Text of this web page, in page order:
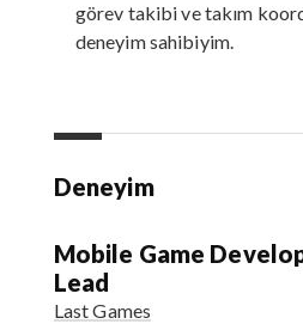
görev takibi ve takım
deneyim sahibiyim.
Deneyim
Mobile Game
Lead
Last Games